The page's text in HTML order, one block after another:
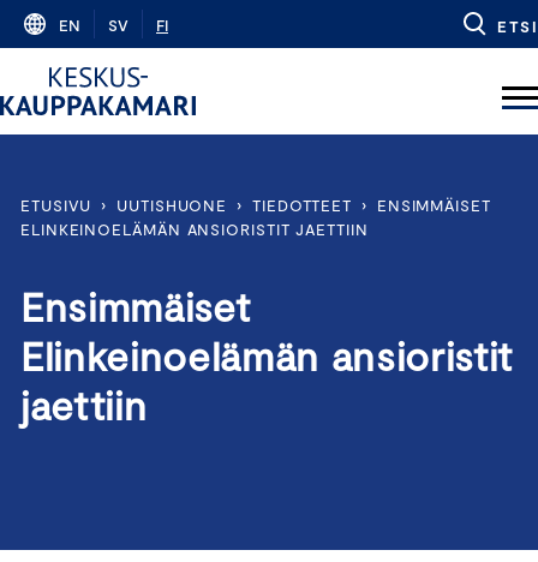
Skip
content
EN SV FI ETSI
ETUSIVU › UUTISHUONE › TIEDOTTEET ›
ENSIMMÄISET
ELINKEINOELÄMÄN ANSIORISTIT JAETTIIN
Ensimmäiset
Elinkeinoelämän ansioristit
jaettiin